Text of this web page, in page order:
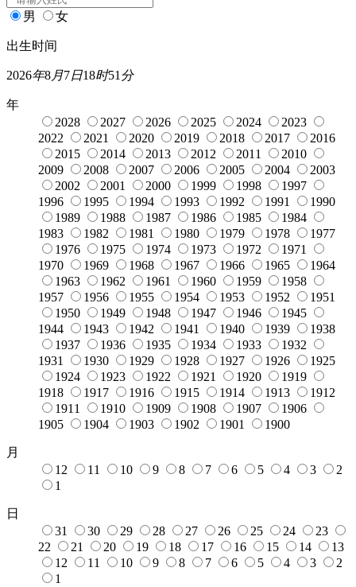
男 女
出生时间
2026年8月7日18时51 分
年
2028
2027 2026 2025 2024
2023
2022
2021 2020 2019 2018 2017
2016
2015
2014 2013 2012 2011
2010
2009
2008 2007 2006 2005 2004
2003
2002
2001 2000 1999 1998
1997
1996
1995 1994 1993 1992 1991
1990
1989
1988 1987 1986 1985
1984
1983
1982 1981 1980 1979 1978
1977
1976
1975 1974 1973 1972
1971
1970
1969 1968 1967 1966 1965
1964
1963
1962 1961 1960 1959
1958
1957
1956 1955 1954 1953 1952
1951
1950
1949 1948 1947 1946
1945
1944
1943 1942 1941 1940 1939
1938
1937
1936 1935 1934 1933
1932
1931
1930 1929 1928 1927 1926
1925
1924
1923 1922 1921 1920
1919
1918
1917 1916 1915 1914 1913
1912
1911
1910 1909 1908 1907
1906
1905
1904 1903 1902 1901 1900
月
12
11 10 9 8 7 6 5 4 3
2
1
日
31
30 29 28 27 26 25 24
23
22
21 20 19 18 17 16 15 14
13
12
11 10 9 8 7 6 5 4 3
2
1